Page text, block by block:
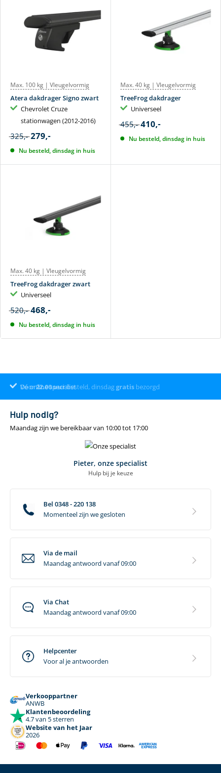
Max. 100 kg | Vleugelvormig
Atera dakdrager Signo zwart
Chevrolet Cruze
stationwagen (2012-2016)
325,- 279,-
Nu besteld, dinsdag in huis
Max. 40 kg | Vleugelvormig
TreeFrog dakdrager
Universeel
455,- 410,-
Nu besteld, dinsdag in huis
Max. 40 kg | Vleugelvormig
TreeFrog dakdrager zwart
Universeel
520,- 468,-
Nu besteld, dinsdag in huis
Voor22.00uurbesteld, dinsdaggratisbezorgd
Dé online specialist
Klantenbeoordeling 9.4
Hulp nodig?
Maandag zijn we bereikbaar van 10:00 tot 17:00
Pieter, onze specialist
Hulp bij je keuze
Bel 0348 - 220 138
Momenteel zijn we gesloten
Via de mail
Maandag antwoord vanaf 09:00
Via Chat
Maandag antwoord vanaf 09:00
Helpcenter
Voor al je antwoorden
Verkooppartner
ANWB
Klantenbeoordeling
4.7 van 5 sterren
Website van het Jaar
2026